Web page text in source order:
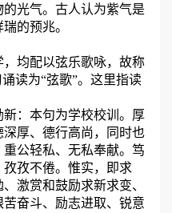
光气。古人认为紫气是
的预兆。
均配以弦乐歌咏，故称
读为“弦歌”。这里指读
：本句为学校校训。厚
厚、德行高尚，同时也
公轻私、无私奉献。笃
孜不倦。惟实，即求
激赏和鼓励求新求变、
奋斗、励志进取、锐意